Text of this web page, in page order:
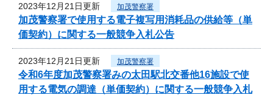
2023年12月21日更新 加茂警察署
加茂警察署で使用する電子複写用消耗品の供給等（単
価契約）に関する一般競争入札公告
2023年12月21日更新 加茂警察署
令和6年度加茂警察署みの太田駅北交番他16施設で使
用する電気の調達（単価契約）に関する一般競争入札